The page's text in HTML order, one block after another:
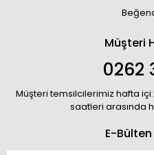
Müşteri
0262
Müşteri temsilcilerimiz hafta içi:
saatleri arasında
E-